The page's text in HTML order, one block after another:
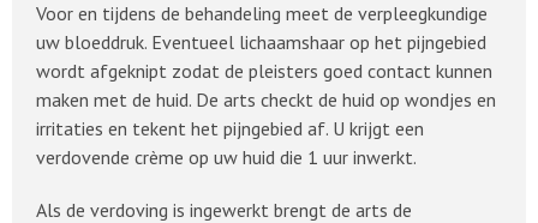
Voor en tijdens de behandeling meet de verpleegkundige
uw bloeddruk. Eventueel lichaamshaar op het pijngebied
wordt afgeknipt zodat de pleisters goed contact kunnen
maken met de huid. De arts checkt de huid op wondjes en
irritaties en tekent het pijngebied af. U krijgt een
verdovende crème op uw huid die 1 uur inwerkt.
Als de verdoving is ingewerkt brengt de arts de